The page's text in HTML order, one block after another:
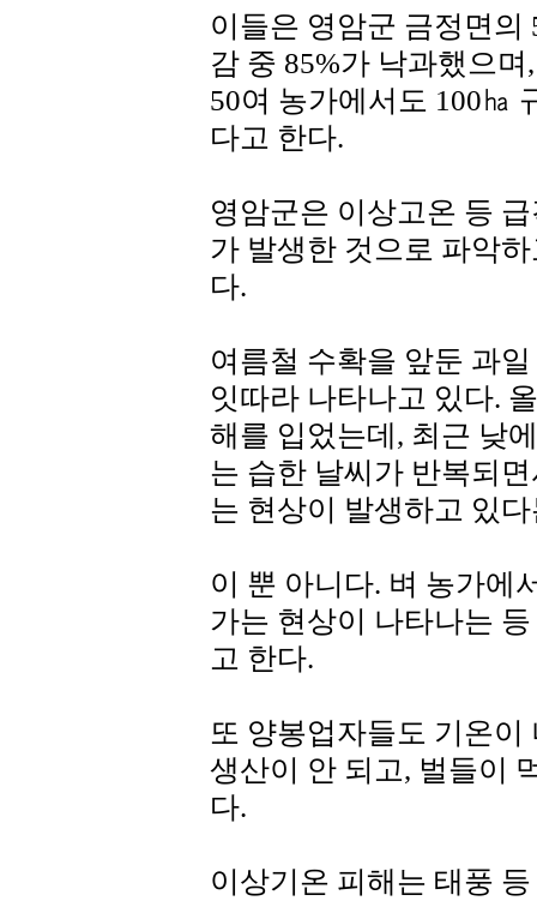
이들은 영암군 금정면의
감 중 85%가 낙과했으
50여 농가에서도 100㏊
다고 한다.
영암군은 이상고온 등
가 발생한 것으로 파악
다.
여름철 수확을 앞둔 과
잇따라 나타나고 있다.
해를 입었는데, 최근 낮
는 습한 날씨가 반복되
는 현상이 발생하고 있
이 뿐 아니다. 벼 농가에
가는 현상이 나타나는
고 한다.
또 양봉업자들도 기온
생산이 안 되고, 벌들이
다.
이상기온 피해는 태풍